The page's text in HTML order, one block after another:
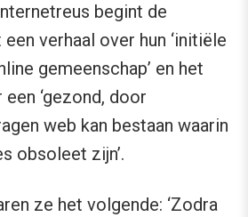
begint de
verhaal over hun ‘initiële
gemeenschap’ en het
‘gezond, door
web kan bestaan waarin
obsoleet zijn’.
ze het volgende: ‘Zodra